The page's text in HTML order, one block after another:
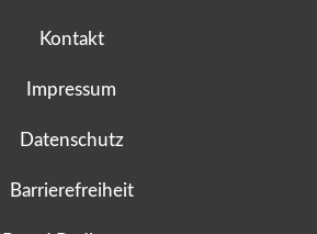
Kontakt
Impressum
Datenschutz
Barrierefreiheit